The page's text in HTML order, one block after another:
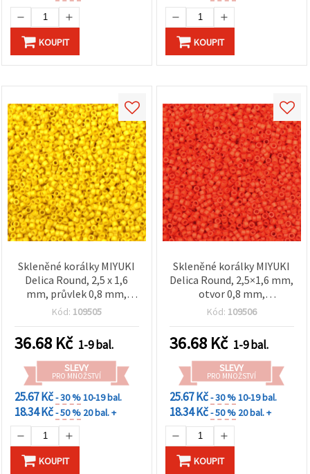
KOUPIT KOUPIT
Skleněné korálky MIYUKI
Delica Round, 2,5 x 1,6
mm, průvlek 0,8 mm,
neprůhledná zářivě žlutá,
Kód: 109505
36.68 Kč 1-9 bal.
SLEVY
PRO MNOŽSTVÍ
25.67 Kč- 30 %10-19 bal.
18.34 Kč- 50 % 20 bal. +
KOUPIT
Skleněné korálky MIYUKI
Delica Round, 2,5×1,6 mm,
otvor 0,8 mm,
neprůsvitná zářivě
Kód: 109506
36.68 Kč 1-9 bal.
SLEVY
PRO MNOŽSTVÍ
25.67 Kč- 30 %10-19 bal.
18.34 Kč- 50 % 20 bal. +
KOUPIT